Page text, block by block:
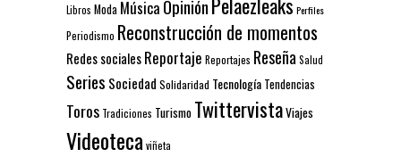
Libros Moda Música Opinión Perfiles
Periodismo Reconstrucción de momentos
Redes socialesReportaje Reportajes Reseña Salud
Series Sociedad Solidaridad Tecnología Tendencias
Toros Tradiciones Turismo TwittervistaViajes
Videoteca viñeta